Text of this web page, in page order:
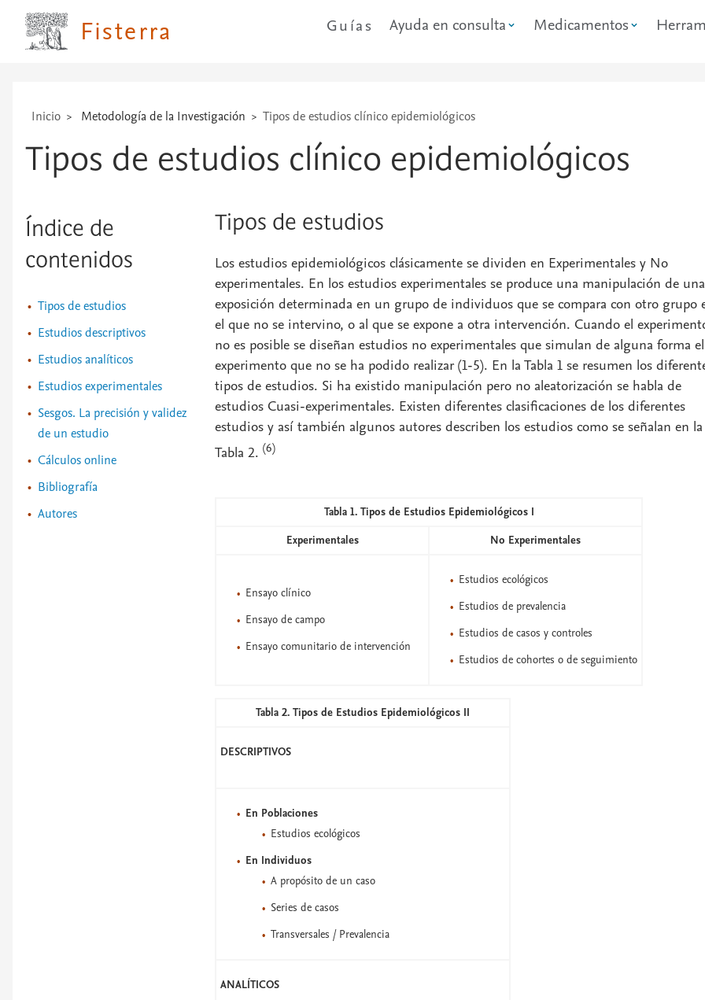
Fisterra Guías Ayuda en consulta Medicamentos
técnicas
Inicio Metodología de la Investigación Tipos de estudios clínico epidemiológicos
Tipos de estudios clínico epidemiológicos
Índice de
contenidos
Tipos de estudios
Estudios descriptivos
Estudios analíticos
Estudios experimentales
Sesgos. La precisión y validez
de un estudio
Cálculos online
Bibliografía
Autores
Tipos de estudios
Los estudios epidemiológicos clásicamente se dividen en Experimentales y No
experimentales. En los estudios experimentales se produce una manipulación de una
exposición determinada en un grupo de individuos que se compara con otro grupo
el que no se intervino, o al que se expone a otra intervención. Cuando el
no es posible se diseñan estudios no experimentales que simulan de alguna forma el
experimento que no se ha podido realizar (1-5). En la Tabla 1 se resumen los
tipos de estudios. Si ha existido manipulación pero no aleatorización se habla de
estudios Cuasi-experimentales. Existen diferentes clasificaciones de los diferentes
estudios y así también algunos autores describen los estudios como se señalan en la
Tabla 2. (6)
Tabla 1. Tipos de Estudios Epidemiológicos I
Experimentales
No Experimentales
Ensayo clínico
Ensayo de campo
Ensayo comunitario de intervención
Estudios ecológicos
Estudios de prevalencia
Estudios de casos y controles
Estudios de cohortes o de seguimiento
Tabla 2. Tipos de Estudios Epidemiológicos II
DESCRIPTIVOS
En Poblaciones
Estudios ecológicos
En Individuos
A propósito de un caso
Series de casos
Transversales / Prevalencia
ANALÍTICOS